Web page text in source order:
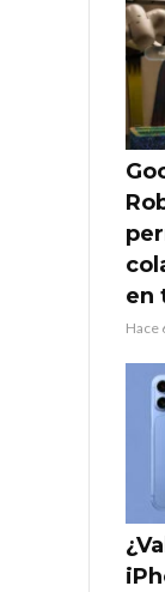
en
Hace